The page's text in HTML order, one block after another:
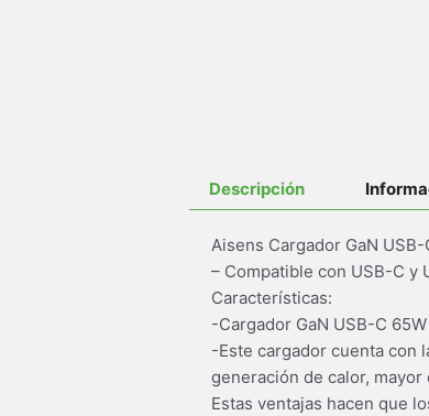
Descripción
Aisens Cargador GaN
– Compatible con USB-C y
Características:
-Cargador GaN USB-C
-Este cargador cuenta con
generación de calor,
Estas ventajas hacen que